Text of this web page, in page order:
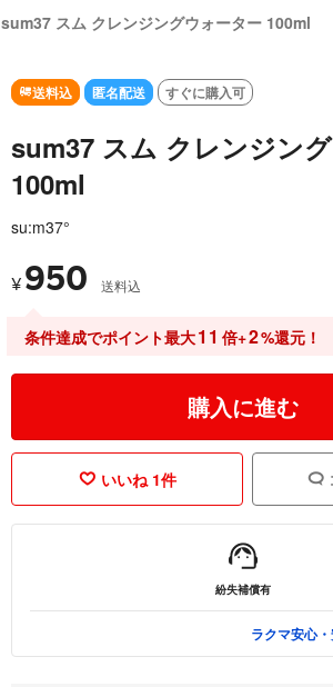
sum37 スム クレンジングウォーター 100ml
送料込 匿名配送 すぐに購入可
sum37 スム クレンジン
100ml
su:m37°
¥ 950 送料込
条件達成でポイント最大11 倍+2%還元！
購入に進む
いいね 1件
紛失補償有
ラクマ安心